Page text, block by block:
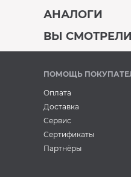
Аксессуары
Очищающий
АНАЛОГИ
ВЫ СМОТРЕЛИ
ПОМОЩЬ
Оплата
Доставка
Сервис
Сертификаты
Партнёры